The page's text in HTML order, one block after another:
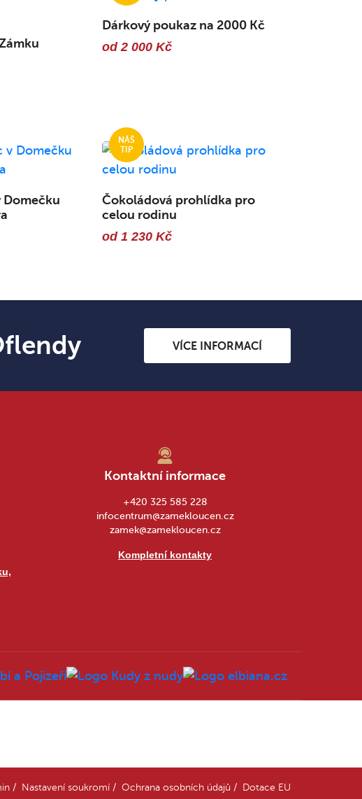
Dárkový poukaz na 2000 Kč
od 2 000 Kč
Domečku
Čokoládová prohlídka pro
celou rodinu
od 1 230 Kč
VÍCE INFORMACÍ
Kontaktní informace
+420 325 585 228
infocentrum@zamekloucen.cz
zamek@zamekloucen.cz
Kompletní kontakty
/ Nastavení soukromí / Ochrana osobních údajů / Dotace EU